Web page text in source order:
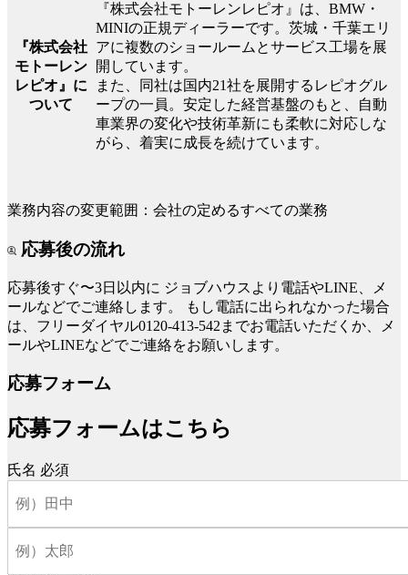
『株式会社
モトーレン
レピオ』に
ついて
『株式会社モトーレンレピオ』は、BMW・
MINIの正規ディーラーです。茨城・千葉エリ
アに複数のショールームとサービス工場を展
開しています。
また、同社は国内21社を展開するレピオグル
ープの一員。安定した経営基盤のもと、自動
車業界の変化や技術革新にも柔軟に対応しな
がら、着実に成長を続けています。
業務内容の変更範囲：会社の定めるすべての業務
応募後の流れ
応募後すぐ〜3日以内に ジョブハウスより電話やLINE、メ
ールなどでご連絡します。
もし電話に出られなかった場合
は、フリーダイヤル0120-413-542までお電話いただくか、メ
ールやLINEなどでご連絡をお願いします。
応募フォーム
応募フォームはこちら
氏名 必須